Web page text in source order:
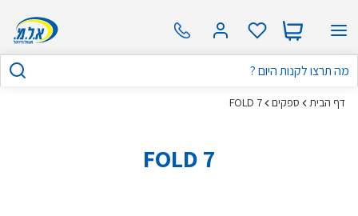
דף הבית ספקים FOLD 7
FOLD 7